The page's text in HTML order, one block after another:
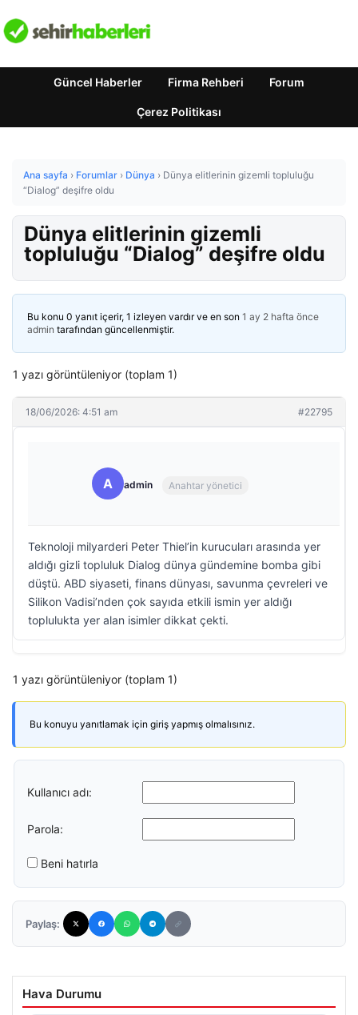
Güncel Haberler Firma Rehberi Forum
Çerez Politikası
Ana sayfa › Forumlar › Dünya › Dünya elitlerinin gizemli topluluğu
“Dialog” deşifre oldu
Dünya elitlerinin gizemli
topluluğu “Dialog” deşifre oldu
Bu konu 0 yanıt içerir, 1 izleyen vardır ve en son 1 ay 2 hafta önce
admin tarafından güncellenmiştir.
1 yazı görüntüleniyor (toplam 1)
18/06/2026: 4:51 am #22795
A admin Anahtar yönetici
Teknoloji milyarderi Peter Thiel’in kurucuları arasında yer
aldığı gizli topluluk Dialog dünya gündemine bomba gibi
düştü. ABD siyaseti, finans dünyası, savunma çevreleri ve
Silikon Vadisi’nden çok sayıda etkili ismin yer aldığı
toplulukta yer alan isimler dikkat çekti.
1 yazı görüntüleniyor (toplam 1)
Bu konuyu yanıtlamak için giriş yapmış olmalısınız.
Kullanıcı adı:
Parola:
Beni hatırla
Paylaş:
Hava Durumu